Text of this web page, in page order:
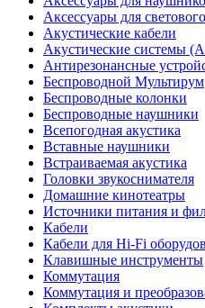
Аксессуары для
Акустические кабели
Акустические системы
Антирезонансные
Беспроводной Мультирум
Беспроводные колонки
Беспроводные наушники
Всепогодная акустика
Вставные наушники
Встраиваемая акустика
Головки звукоснимателя
Домашние кинотеатры
Источники питания и
Кабели
Кабели для Hi-Fi
Клавишные инструменты
Коммутация
Коммутация и